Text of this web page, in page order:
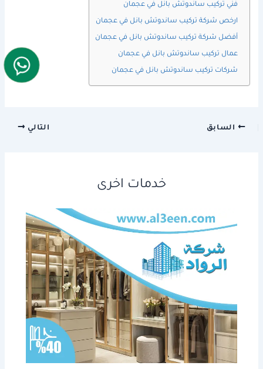
فني تركيب ساندوتش بانل في عجمان
ارخص شركة تركيب ساندوتش بانل في عجمان
أفضل شركة تركيب ساندوتش بانل في عجمان
عمال تركيب ساندوتش بانل في عجمان
شركات تركيب ساندوتش بانل في عجمان
السابق التالي
خدمات اخرى